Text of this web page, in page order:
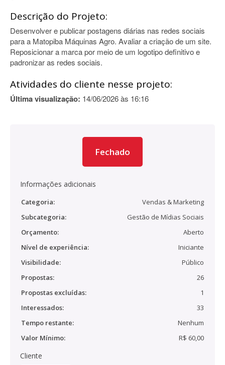
Descrição do Projeto:
Desenvolver e publicar postagens diárias nas redes sociais
para a Matopiba Máquinas Agro. Avaliar a criação de um site.
Reposicionar a marca por meio de um logotipo definitivo e
padronizar as redes sociais.
Atividades do cliente nesse projeto:
Última visualização: 14/06/2026 às 16:16
Fechado
Informações adicionais
Categoria:
Vendas & Marketing
Subcategoria:
Gestão de Mídias Sociais
Orçamento:
Aberto
Nível de experiência:
Iniciante
Visibilidade:
Público
Propostas:
26
Propostas excluídas:
1
Interessados:
33
Tempo restante:
Nenhum
Valor Mínimo:
R$ 60,00
Cliente